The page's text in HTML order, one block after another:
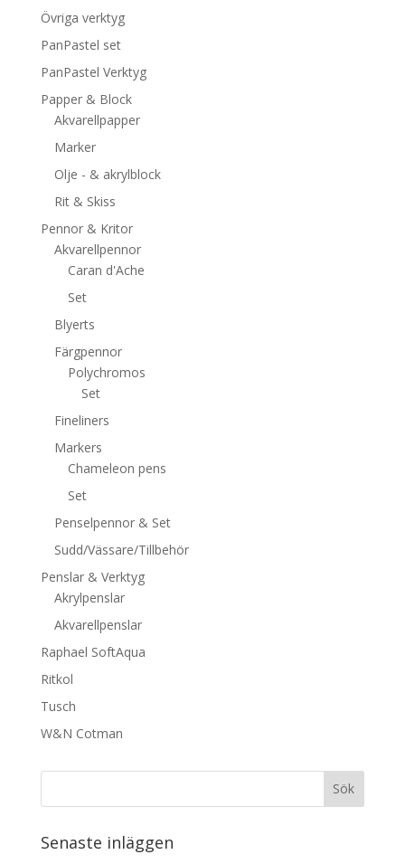
Övriga verktyg
PanPastel set
PanPastel Verktyg
Papper & Block
Akvarellpapper
Marker
Olje - & akrylblock
Rit & Skiss
Pennor & Kritor
Akvarellpennor
Caran d'Ache
Set
Blyerts
Färgpennor
Polychromos
Set
Fineliners
Markers
Chameleon pens
Set
Penselpennor & Set
Sudd/Vässare/Tillbehör
Penslar & Verktyg
Akrylpenslar
Akvarellpenslar
Raphael SoftAqua
Ritkol
Tusch
W&N Cotman
Senaste inläggen